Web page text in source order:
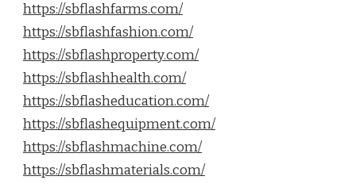
https://sbflashfarms.com/
https://sbflashfashion.com/
https://sbflashproperty.com/
https://sbflashhealth.com/
https://sbflasheducation.com/
https://sbflashequipment.com/
https://sbflashmachine.com/
https://sbflashmaterials.com/